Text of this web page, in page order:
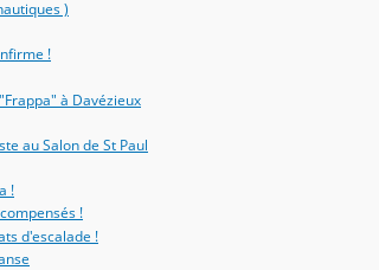
)
!
à Davézieux
au Salon de St Paul
!
!
d'escalade !